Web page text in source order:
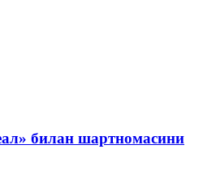
билан шартномасини